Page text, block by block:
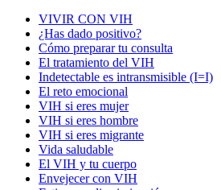
VIVIR CON VIH
¿Has dado positivo?
Cómo preparar tu consulta
El tratamiento del VIH
Indetectable es intransmisible (I=I)
El reto emocional
VIH si eres mujer
VIH si eres hombre
VIH si eres migrante
Vida saludable
El VIH y tu cuerpo
Envejecer con VIH